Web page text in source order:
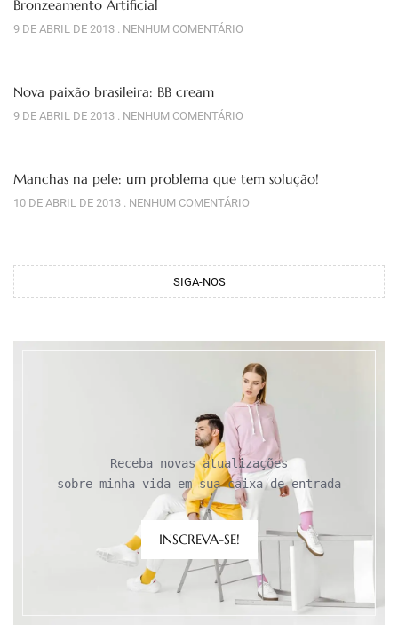
Bronzeamento Artificial
9 DE ABRIL DE 2013 NENHUM COMENTÁRIO
Nova paixão brasileira: BB cream
9 DE ABRIL DE 2013 NENHUM COMENTÁRIO
Manchas na pele: um problema que tem solução!
10 DE ABRIL DE 2013 NENHUM COMENTÁRIO
SIGA-NOS
Receba novas atualizações
sobre minha vida em sua caixa de entrada
INSCREVA-SE!